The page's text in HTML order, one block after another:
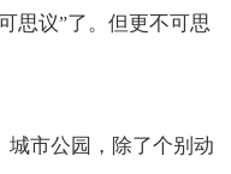
思议”了。但更不可思
城市公园，除了个别动